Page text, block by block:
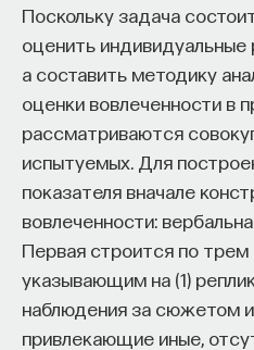
Поскольку задача
оценить индивидуальные
а составить методику
оценки вовлеченности в
рассматриваются
испытуемых. Для
показателя вначале
вовлеченности:
Первая строится по
указывающим на (1)
наблюдения за сюжетом и
привлекающие иные,